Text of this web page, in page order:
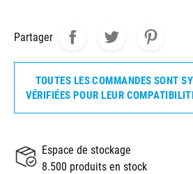
Partager
TOUTES LES COMMANDES SONT
VÉRIFIÉES POUR LEUR
Espace de stockage
8.500 produits en stock